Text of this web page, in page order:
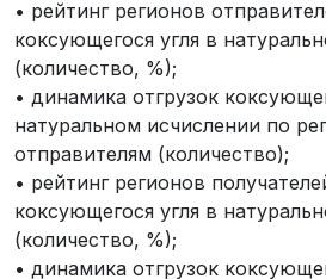
• рейтинг регионов
коксующегося угля в
(количество, %);
• динамика отгрузок
натуральном исчислении по
отправителям (количество);
• рейтинг регионов
коксующегося угля в
(количество, %);
• динамика отгрузок